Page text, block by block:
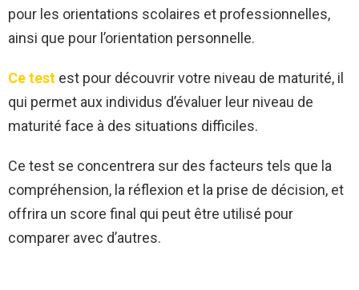
pour les orientations scolaires et professionnelles,
ainsi que pour l’orientation personnelle.
Ce test est pour découvrir votre niveau de maturité, il
qui permet aux individus d’évaluer leur niveau de
maturité face à des situations difficiles.
Ce test se concentrera sur des facteurs tels que la
compréhension, la réflexion et la prise de décision, et
offrira un score final qui peut être utilisé pour
comparer avec d’autres.